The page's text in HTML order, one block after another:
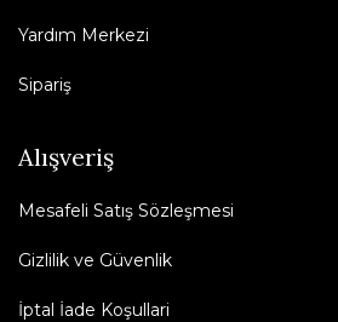
Yardım Merkezi
Sipariş
Alışveriş
Mesafeli Satış Sözleşmesi
Gizlilik ve Güvenlik
İptal İade Koşullari